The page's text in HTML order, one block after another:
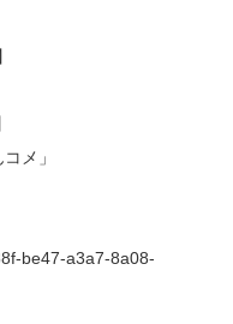
メ」
be47-a3a7-8a08-